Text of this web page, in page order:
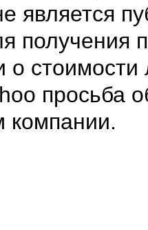
является
получения
стоимости
просьба
компании.